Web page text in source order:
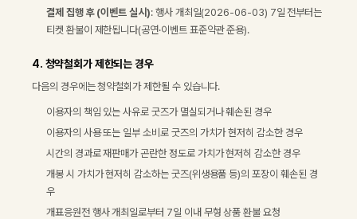
결제 집행 후 (이벤트 실시): 행사 개최일(2026-06-03) 7일 전부터는
티켓 환불이 제한됩니다(공연·이벤트 표준약관 준용).
4. 청약철회가 제한되는 경우
다음의 경우에는 청약철회가 제한될 수 있습니다.
이용자의 책임 있는 사유로 굿즈가 멸실되거나 훼손된 경우
이용자의 사용 또는 일부 소비로 굿즈의 가치가 현저히 감소한 경우
시간의 경과로 재판매가 곤란한 정도로 가치가 현저히 감소한 경우
개봉 시 가치가 현저히 감소하는 굿즈(위생용품 등)의 포장이 훼손된 경
우
개표응원전 행사 개최일로부터 7일 이내 무형 상품 환불 요청